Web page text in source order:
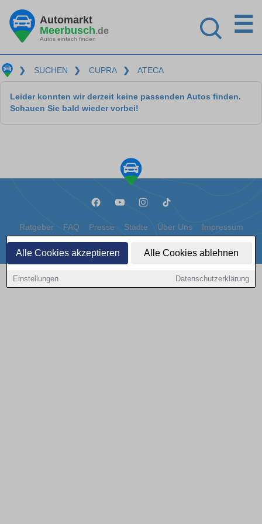
Alle Cookies akzeptieren Alle Cookies ablehnen
Einstellungen Datenschutzerklärung
Automarkt
Meerbusch.de
Autos einfach finden
☰
❯ SUCHEN ❯ CUPRA ❯ ATECA
Leider konnten wir derzeit keine passenden Autos finden.
Schauen Sie bald wieder vorbei!
Ratgeber FAQ Presse Städte Über Uns Impressum
Datenschutz Cookies
Copyright © 2000 - 2026 | 1A Infosysteme GmbH | Content by: 1a-sites-autos